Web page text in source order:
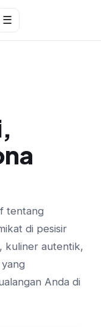
☰
tentang
di pesisir
kuliner autentik,
Anda di